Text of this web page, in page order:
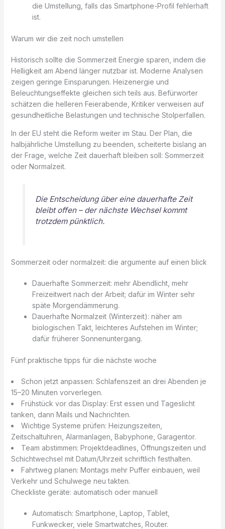
die Umstellung, falls das Smartphone-Profil fehlerhaft
ist.
Warum wir die zeit noch umstellen
Historisch sollte die Sommerzeit Energie sparen, indem die
Helligkeit am Abend länger nutzbar ist. Moderne Analysen
zeigen geringe Einsparungen. Heizenergie und
Beleuchtungseffekte gleichen sich teils aus. Befürworter
schätzen die helleren Feierabende, Kritiker verweisen auf
gesundheitliche Belastungen und technische Stolperfallen.
In der EU steht die Reform weiter im Stau. Der Plan, die
halbjährliche Umstellung zu beenden, scheiterte bislang an
der Frage, welche Zeit dauerhaft bleiben soll: Sommerzeit
oder Normalzeit.
Die Entscheidung über eine dauerhafte Zeit
bleibt offen – der nächste Wechsel kommt
trotzdem pünktlich.
Sommerzeit oder normalzeit: die argumente auf einen blick
Dauerhafte Sommerzeit: mehr Abendlicht, mehr
Freizeitwert nach der Arbeit; dafür im Winter sehr
späte Morgendämmerung.
Dauerhafte Normalzeit (Winterzeit): näher am
biologischen Takt, leichteres Aufstehen im Winter;
dafür früherer Sonnenuntergang.
Fünf praktische tipps für die nächste woche
Schon jetzt anpassen: Schlafenszeit an drei Abenden je
15–20 Minuten vorverlegen.
Frühstück vor das Display: Erst essen und Tageslicht
tanken, dann Mails und Nachrichten.
Wichtige Systeme prüfen: Heizungszeiten,
Zeitschaltuhren, Alarmanlagen, Babyphone, Garagentor.
Team abstimmen: Projektdeadlines, Öffnungszeiten und
Schichtwechsel mit Datum/Uhrzeit schriftlich festhalten.
Fahrtweg planen: Montags mehr Puffer einbauen, weil
Verkehr und Schulwege neu takten.
Checkliste geräte: automatisch oder manuell
Automatisch: Smartphone, Laptop, Tablet,
Funkwecker, viele Smartwatches, Router.